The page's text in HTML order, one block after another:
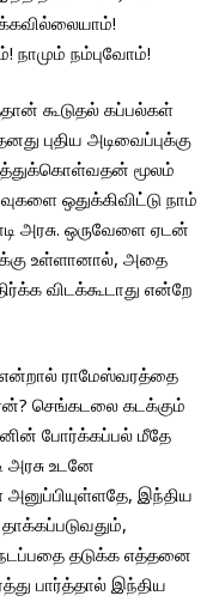
நாமும் நம்புவோம்!
கூடுதல் கப்பல்கள்
புதிய அடிவைப்புக்கு
மூலம்
ஒதுக்கிவிட்டு நாம்
அரசு. ஒருவேளை ஏடன்
உள்ளானால், அதை
விடக்கூடாது என்றே
என்றால் ராமேஸ்வரத்தை
செங்கடலை கடக்கும்
போர்க்கப்பல் மீதே
உடனே
இந்திய
நடப்பதை தடுக்க எத்தனை
பார்த்தால் இந்திய